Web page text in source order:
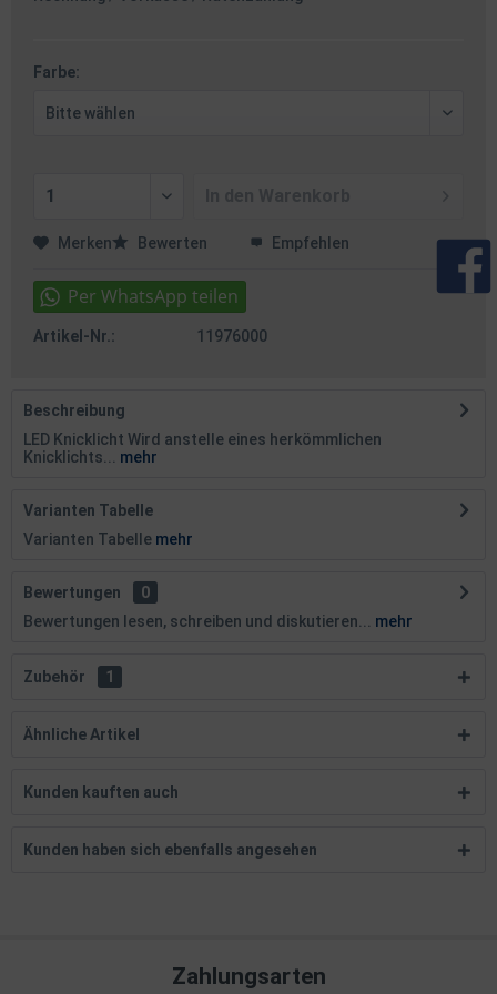
Farbe:
Merken Bewerten Empfehlen
Artikel-Nr.: 11976000
Beschreibung
LED Knicklicht Wird anstelle eines herkömmlichen
Knicklichts...
mehr
Varianten Tabelle
Varianten Tabelle mehr
Bewertungen
0
Bewertungen lesen, schreiben und diskutieren...
mehr
Zubehör 1
Ähnliche Artikel
Kunden kauften auch
Kunden haben sich ebenfalls angesehen
Zahlungsarten